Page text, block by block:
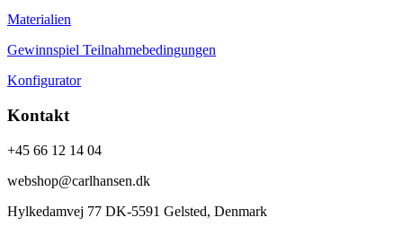
Materialien
Gewinnspiel Teilnahmebedingungen
Konfigurator
Kontakt
+45 66 12 14 04
webshop@carlhansen.dk
Hylkedamvej 77 DK-5591 Gelsted, Denmark